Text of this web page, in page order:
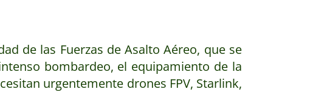
de las Fuerzas de Asalto Aéreo, que se
bombardeo, el equipamiento de la
urgentemente drones FPV, Starlink,